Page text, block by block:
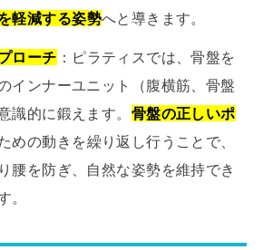
軽減する姿勢へと導きます。
ローチ ：ピラティスでは、骨盤を
インナーユニット（腹横筋、骨盤
識的に鍛えます。 骨盤の正しいポ
めの動きを繰り返し行うことで、
腰を防ぎ、自然な姿勢を維持でき
。